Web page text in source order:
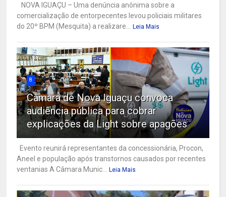
NOVA IGUAÇU – Uma denúncia anônima sobre a
comercialização de entorpecentes levou policiais militares
do 20º BPM (Mesquita) a realizare...
Leia Mais
8
Câmara de Nova Iguaçu convoca
audiência pública para cobrar
explicações da Light sobre apagões
Evento reunirá representantes da concessionária, Procon,
Aneel e população após transtornos causados por recentes
ventanias A Câmara Munic...
Leia Mais